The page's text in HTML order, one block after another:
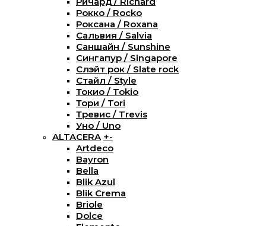
Рокко / Rocko
Роксана / Roxana
Сальвия / Salvia
Саншайн / Sunshine
Сингапур / Singapore
Слэйт рок / Slate rock
Стайл / Style
Токио / Tokio
Тори / Tori
Тревис / Trevis
Уно / Uno
ALTACERA +-
Artdeco
Bayron
Bella
Blik Azul
Blik Crema
Briole
Dolce